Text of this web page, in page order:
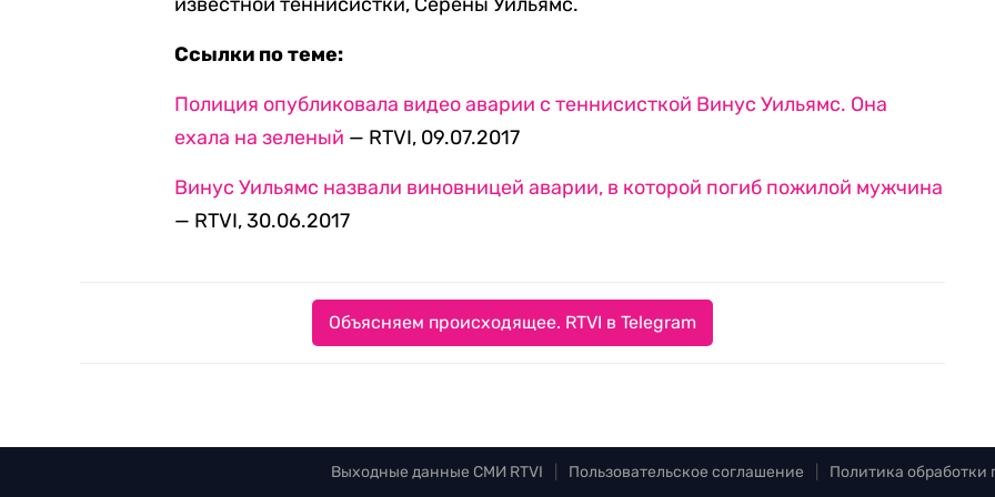
Ссылки по теме:
Полиция опубликовала видео аварии с теннисисткой Винус Уильямс. Она
ехала на зеленый — RTVI, 09.07.2017
Винус Уильямс назвали виновницей аварии, в которой погиб пожилой мужчина
— RTVI, 30.06.2017
Объясняем происходящее. RTVI в Telegram
Выходные данные СМИ RTVI Пользовательское соглашение Политика